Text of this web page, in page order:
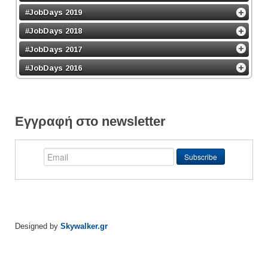
#JobDays 2019
#JobDays 2018
#JobDays 2017
#JobDays 2016
Εγγραφή στο newsletter
Designed by Skywalker.gr